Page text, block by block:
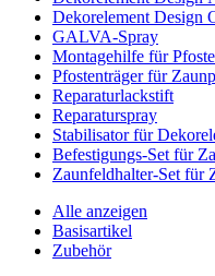
Dekorelement Design
GALVA-Spray
Montagehilfe für
Pfostenträger für
Reparaturlackstift
Reparaturspray
Stabilisator für
Befestigungs-Set für
Zaunfeldhalter-Set für
Alle anzeigen
Basisartikel
Zubehör